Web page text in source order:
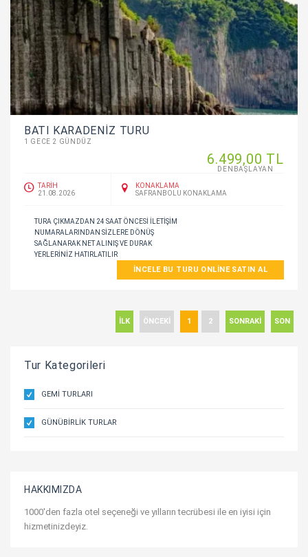
BATI KARADENİZ TURU
1 GECE 2 GÜNDÜZ
6.499,00 TL
DENBAŞLAYAN
TARİH
21.08.2026
KONAKLAMA
SAFRANBOLU KONAKLAMA
TURA ÇIKMAZDAN 24 SAAT ÖNCESI ILETIŞIM
NUMARALARINDAN SIZLERE DÖNÜŞ
SAĞLANARAK NET ALINIŞ VE DURAK
YERLERINIZ HATIRLATILIR
İNCELE BU TURU ONLINE SATIN AL
İLK ÖNCEKİ 1 2 SONRAKİ SON
Tur Kategorileri
GEMI TURLARI
GÜNÜBIRLIK TURLAR
HAKKIMIZDA
1000'den fazla otel seçeneği ve yılların tecrübesi ile en iyisi için
hizmetinizdeyiz.